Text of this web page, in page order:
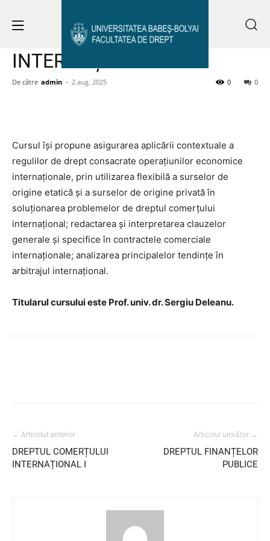
DREPTUL COMERȚULUI
INTERNAȚIONAL II
De către admin - 2 aug. 2025 0
0
Cursul își propune asigurarea aplicării contextuale a
regulilor de drept consacrate operaţiunilor economice
internaţionale, prin utilizarea flexibilă a surselor de
origine etatică şi a surselor de origine privată în
soluţionarea problemelor de dreptul comerţului
internaţional; redactarea şi interpretarea clauzelor
generale și specifice în contractele comerciale
internaţionale; analizarea principalelor tendințe în
arbitrajul internaţional.
Titularul cursului este Prof. univ. dr. Sergiu Deleanu.
← Articolul anterior
DREPTUL COMERȚULUI
INTERNAȚIONAL I
Articolul următor →
DREPTUL FINANȚELOR
PUBLICE